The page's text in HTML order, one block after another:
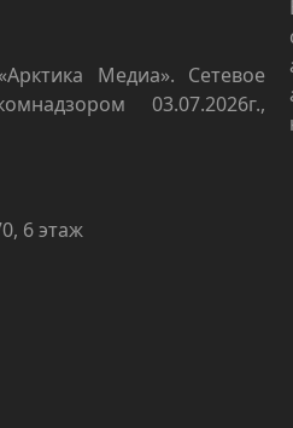
Медиа». Сетевое
03.07.2026г.,
6 этаж